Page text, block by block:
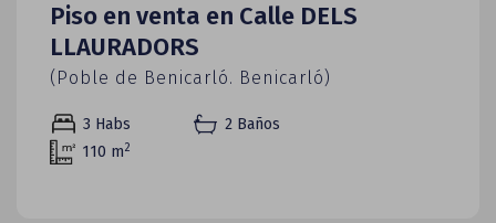
Piso en venta en Calle DELS
LLAURADORS
(Poble de Benicarló. Benicarló)
3 Habs
2 Baños
110 m2